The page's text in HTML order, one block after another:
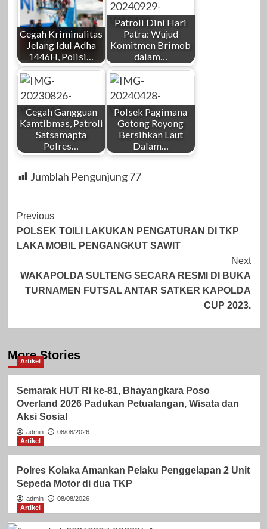
Cegah Kriminalitas
Jelang Idul Adha
1446H, Polisi…
Patroli Dini Hari
Patra: Wujud
Komitmen Brimob
dalam…
Cegah Gangguan
Kamtibmas, Patroli
Satsamapta
Polres…
Polsek Pagimana
Gotong Royong
Bersihkan Laut
Dalam…
Jumblah Pengunjung 77
Post
Navigation
Previous
POLSEK TOILI LAKUKAN PENGATURAN DI TKP
LAKA MOBIL PENGANGKUT SAWIT
Next
WAKAPOLDA SULTENG SECARA RESMI DI BUKA
TURNAMEN FUTSAL ANTAR SATKER KAPOLDA
CUP 2023.
More Stories
Artikel
Semarak HUT RI ke-81, Bhayangkara Poso
Overland 2026 Padukan Petualangan, Wisata dan
Aksi Sosial
admin
08/08/2026
Artikel
Polres Kolaka Amankan Pelaku Penggelapan 2 Unit
Sepeda Motor di dua TKP
admin
08/08/2026
Artikel